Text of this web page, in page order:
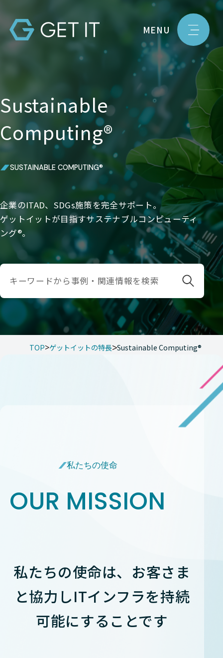
MENU
Sustainable
Computing®
SUSTAINABLE COMPUTING®
企業のITAD、SDGs施策を完全サポート。
ゲットイットが目指すサステナブルコンピューティ
ング®。
TOP ゲットイットの特長 Sustainable Computing®
私たちの使命
OUR MISSION
私たちの使命は、お客さま
と協力しITインフラを持続
可能にすることです